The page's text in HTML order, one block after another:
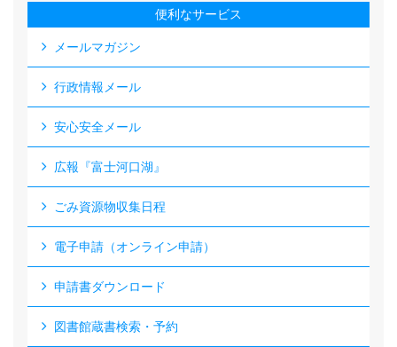
便利なサービス
メールマガジン
行政情報メール
安心安全メール
広報『富士河口湖』
ごみ資源物収集日程
電子申請（オンライン申請）
申請書ダウンロード
図書館蔵書検索・予約